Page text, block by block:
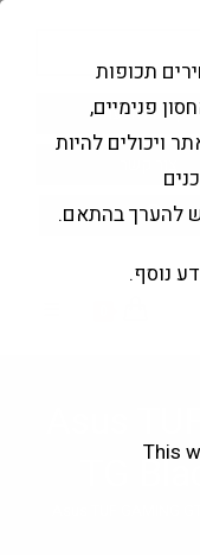
בקשה להצעה
TG
תכופות
פנימיים,
ויכולים להיות
להערך בהתאם.
נוסף.
This